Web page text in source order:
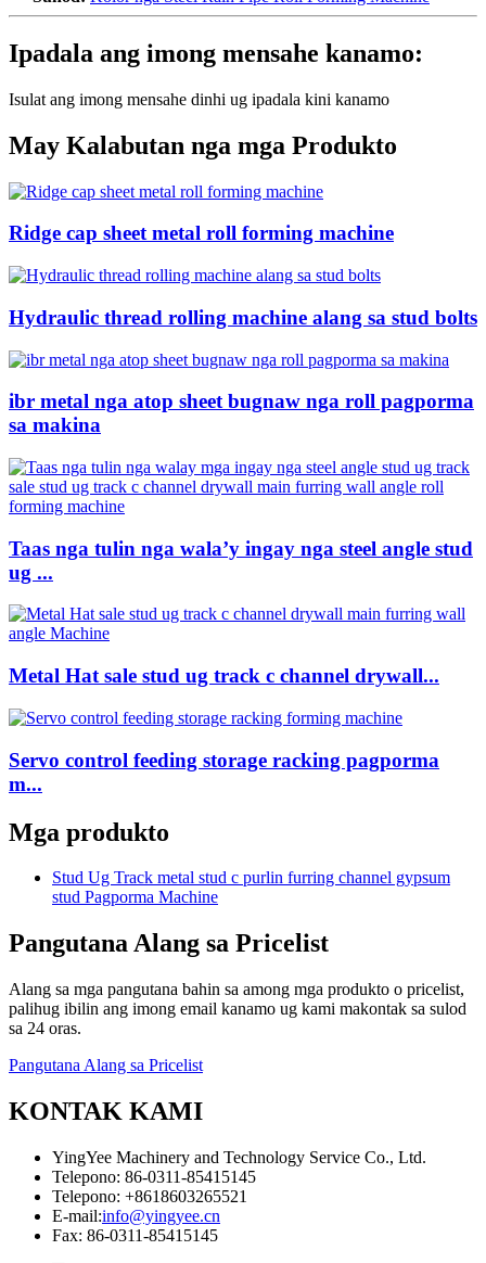
Ipadala ang imong mensahe kanamo:
Isulat ang imong mensahe dinhi ug ipadala kini kanamo
May Kalabutan nga mga Produkto
Ridge cap sheet metal roll forming machine
Hydraulic thread rolling machine alang sa stud bolts
ibr metal nga atop sheet bugnaw nga roll pagporma
sa makina
Taas nga tulin nga wala’y ingay nga steel angle stud
ug ...
Metal Hat sale stud ug track c channel drywall...
Servo control feeding storage racking pagporma
m...
Mga produkto
Stud Ug Track metal stud c purlin furring channel gypsum
stud Pagporma Machine
Pangutana Alang sa Pricelist
Alang sa mga pangutana bahin sa among mga produkto o pricelist,
palihug ibilin ang imong email kanamo ug kami makontak sa sulod
sa 24 oras.
Pangutana Alang sa Pricelist
KONTAK KAMI
YingYee Machinery and Technology Service Co., Ltd.
Telepono: 86-0311-85415145
Telepono: +8618603265521
E-mail:info@yingyee.cn
Fax: 86-0311-85415145